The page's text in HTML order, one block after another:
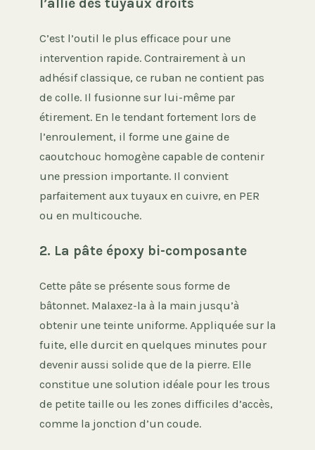
C’est l’outil le plus efficace pour une
intervention rapide. Contrairement à un
adhésif classique, ce ruban ne contient pas
de colle. Il fusionne sur lui-même par
étirement. En le tendant fortement lors de
l’enroulement, il forme une gaine de
caoutchouc homogène capable de contenir
une pression importante. Il convient
parfaitement aux tuyaux en cuivre, en PER
ou en multicouche.
2. La pâte époxy bi-composante
Cette pâte se présente sous forme de
bâtonnet. Malaxez-la à la main jusqu’à
obtenir une teinte uniforme. Appliquée sur la
fuite, elle durcit en quelques minutes pour
devenir aussi solide que de la pierre. Elle
constitue une solution idéale pour les trous
de petite taille ou les zones difficiles d’accès,
comme la jonction d’un coude.